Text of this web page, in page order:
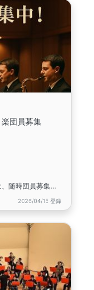
団員募集
沼南ウインドアンサンブルでは、随時団員募集中です。
2026/04/15 登録